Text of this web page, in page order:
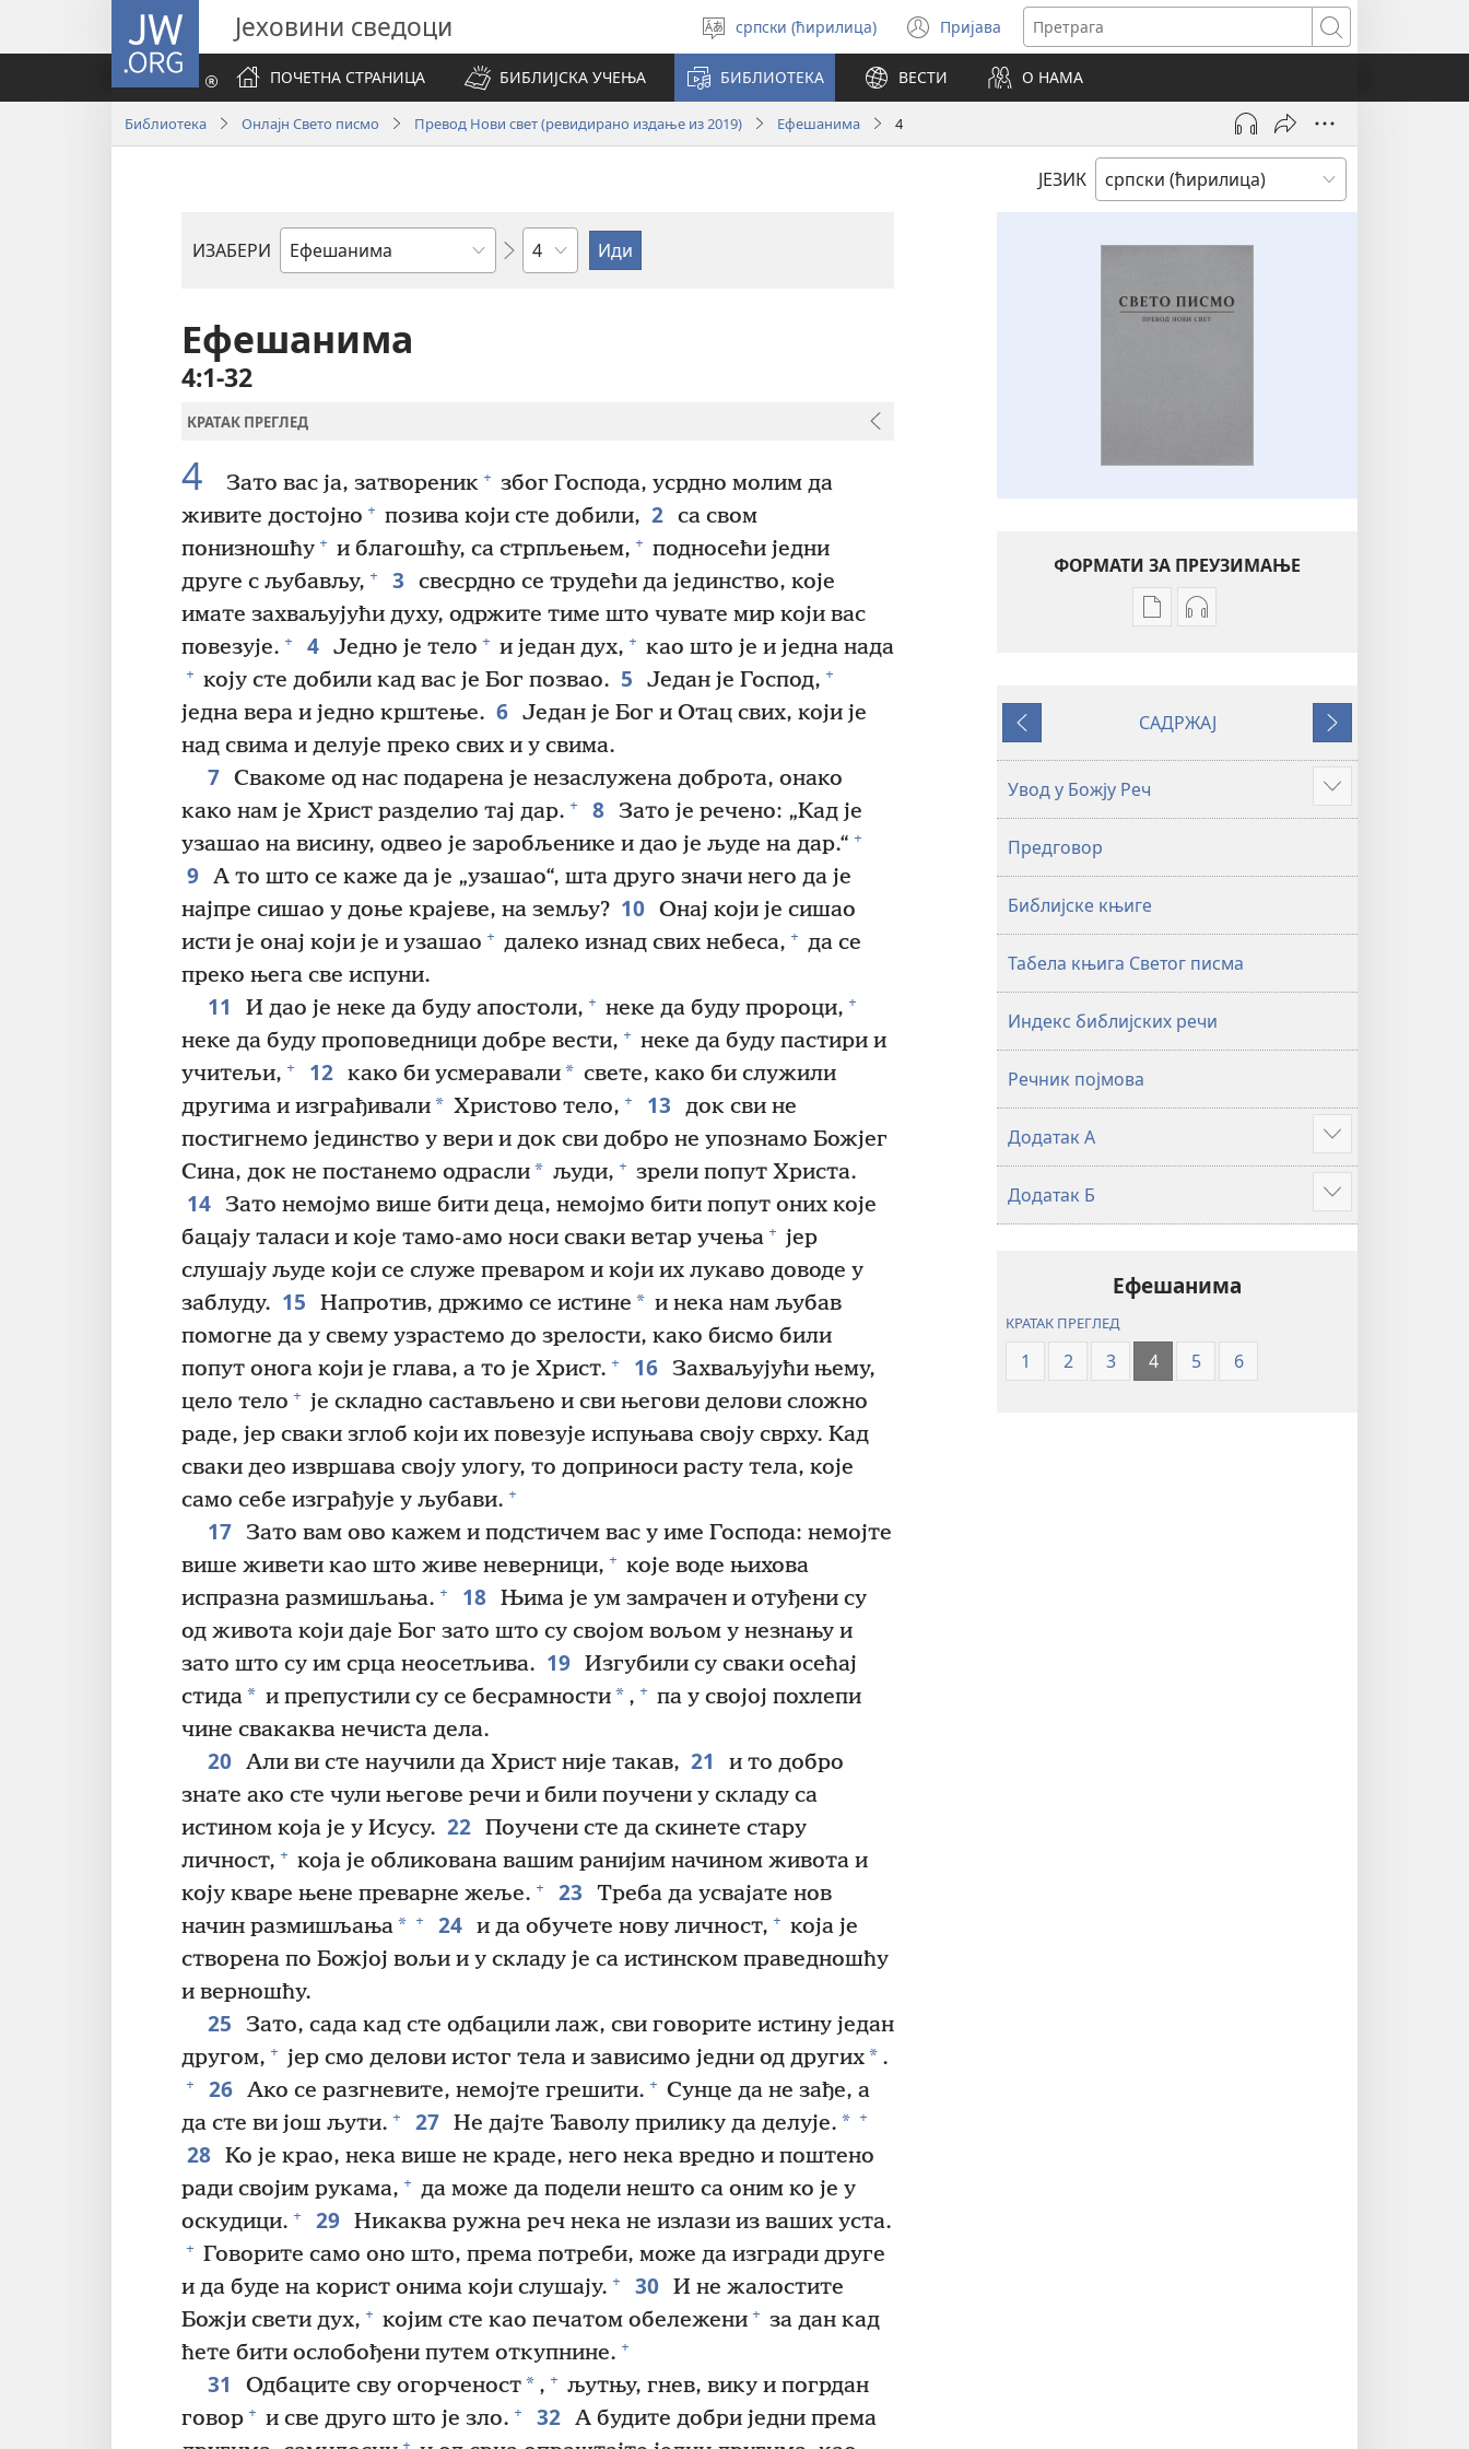
JW.ORG Јеховини сведоци
Изабери
језик
српски (ћирилица) Пријава
(отвара
нови
прозор)
Претрага
ПОЧЕТНА СТРАНИЦА
БИБЛИЈСКА УЧЕЊА БИБЛИОТЕКА ВЕСТИ О НАМА
Библиотека Онлајн Свето писмо Превод Нови свет (ревидирано издање из 2019) Ефешанима 4
ЈЕЗИК
ИЗАБЕРИ
Библијска
Поглавље
Ефешанима
4:1-32
КРАТАК ПРЕГЛЕД
4 Зато вас ја, затвореник + због Господа, усрдно молим да
живите достојно + позива који сте добили, 2 са свом
понизношћу + и благошћу, са стрпљењем, + подносећи једни
друге с љубављу, + 3
свесрдно се трудећи да јединство, које
имате захваљујући духу, одржите тиме што чувате мир који вас
повезује. + 4 Једно је тело + и један дух, + као што је и једна нада
+ коју сте добили кад вас је Бог позвао. 5 Један је Господ, +
једна вера и једно крштење. 6 Један је Бог и Отац свих, који је
над свима и делује преко свих и у свима.
7 Свакоме од нас подарена је незаслужена доброта, онако
како нам је Христ разделио тај дар. + 8 Зато је речено: „Кад је
узашао на висину, одвео је заробљенике и дао је људе на дар.“ +
9 А то што се каже да је „узашао“, шта друго значи него да је
најпре сишао у доње крајеве, на земљу? 10 Онај који је сишао
исти је онај који је и узашао + далеко изнад свих небеса, + да се
преко њега све испуни.
11 И дао је неке да буду апостоли, + неке да буду пророци, +
неке да буду проповедници добре вести, + неке да буду пастири и
учитељи, + 12 како би усмеравали* свете, како би служили
другима и изграђивали* Христово тело, + 13
док сви не
постигнемо јединство у вери и док сви добро не упознамо Божјег
Сина, док не постанемо одрасли* људи, + зрели попут Христа.
14 Зато немојмо више бити деца, немојмо бити попут оних које
бацају таласи и које тамо-амо носи сваки ветар учења + јер
слушају људе који се служе преваром и који их лукаво доводе у
заблуду. 15 Напротив, држимо се истине * и нека нам љубав
помогне да у свему узрастемо до зрелости, како бисмо били
попут онога који је глава, а то је Христ. + 16 Захваљујући њему,
цело тело + је складно састављено и сви његови делови сложно
раде, јер сваки зглоб који их повезује испуњава своју сврху. Кад
сваки део извршава своју улогу, то доприноси расту тела, које
само себе изграђује у љубави. +
17 Зато вам ово кажем и подстичем вас у име Господа: немојте
више живети као што живе неверници, + које воде њихова
испразна размишљања. + 18 Њима је ум замрачен и отуђени су
од живота који даје Бог зато што су својом вољом у незнању и
зато што су им срца неосетљива. 19 Изгубили су сваки осећај
стида* и препустили су се бесрамности* , + па у својој похлепи
чине свакаква нечиста дела.
20 Али ви сте научили да Христ није такав, 21
и то добро
знате ако сте чули његове речи и били поучени у складу са
истином која је у Исусу. 22 Поучени сте да скинете стару
личност, + која је обликована вашим ранијим начином живота и
коју кваре њене преварне жеље. + 23
Треба да усвајате нов
начин размишљања* + 24 и да обучете нову личност, + која је
створена по Божјој вољи и у складу је са истинском праведношћу
и верношћу.
25
Зато, сада кад сте одбацили лаж, сви говорите истину један
другом, + јер смо делови истог тела и зависимо једни од других* .
+ 26 Ако се разгневите, немојте грешити. + Сунце да не зађе, а
да сте ви још љути. + 27 Не дајте Ђаволу прилику да делује. * +
28 Ко је крао, нека више не краде, него нека вредно и поштено
ради својим рукама, + да може да подели нешто са оним ко је у
оскудици. + 29 Никаква ружна реч нека не излази из ваших уста.
+ Говорите само оно што, према потреби, може да изгради друге
и да буде на корист онима који слушају. + 30 И не жалостите
Божји свети дух, + којим сте као печатом обележени + за дан кад
ћете бити ослобођени путем откупнине. +
31 Одбаците сву огорченост* , + љутњу, гнев, вику и погрдан
говор + и све друго што је зло. + 32 А будите добри једни према
+
ФОРМАТИ ЗА ПРЕУЗИМАЊЕ
Формати
публикација
свет
издање
из
2019)
Формати
садржаја
свет
издање
из
2019)
Претходно
САДРЖАЈ
Следеће
Увод у Божју Реч Више
Предговор
Библијске књиге
Табела књига Светог писма
Индекс библијских речи
Речник појмова
Додатак А Више
Додатак Б Више
Ефешанима
КРАТАК ПРЕГЛЕД
1 2 3 4 5 6